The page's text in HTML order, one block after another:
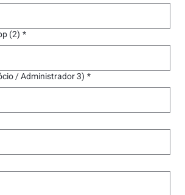
(2) *
/ Administrador 3) *